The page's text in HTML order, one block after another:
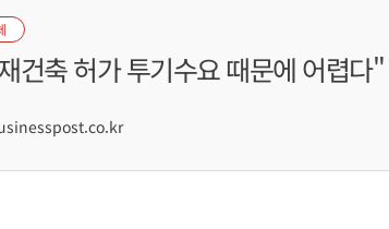
건축 허가 투기수요 때문에 어렵다"